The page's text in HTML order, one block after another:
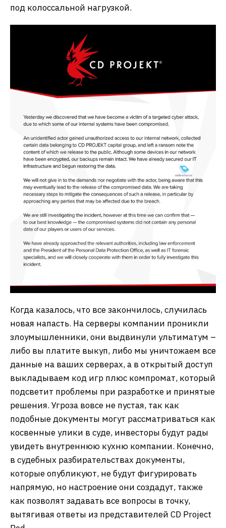
под колоссальной нагрузкой.
Когда казалось, что все закончилось, случилась
новая напасть. На серверы компании проникли
злоумышленники, они выдвинули ультиматум –
либо вы платите выкуп, либо мы уничтожаем все
данные на ваших серверах, а в открытый доступ
выкладываем код игр плюс компромат, который
подсветит проблемы при разработке и принятые
решения. Угроза вовсе не пустая, так как
подобные документы могут рассматриваться как
косвенные улики в суде, инвесторы будут рады
увидеть внутреннюю кухню компании. Конечно,
в судебных разбирательствах документы,
которые опубликуют, не будут фигурировать
напрямую, но настроение они создадут, также
как позволят задавать все вопросы в точку,
вытягивая ответы из представителей CD Project